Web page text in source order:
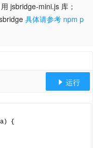
jsbridge-mini.js 库；
具体请参考 npm p
 运行
) {